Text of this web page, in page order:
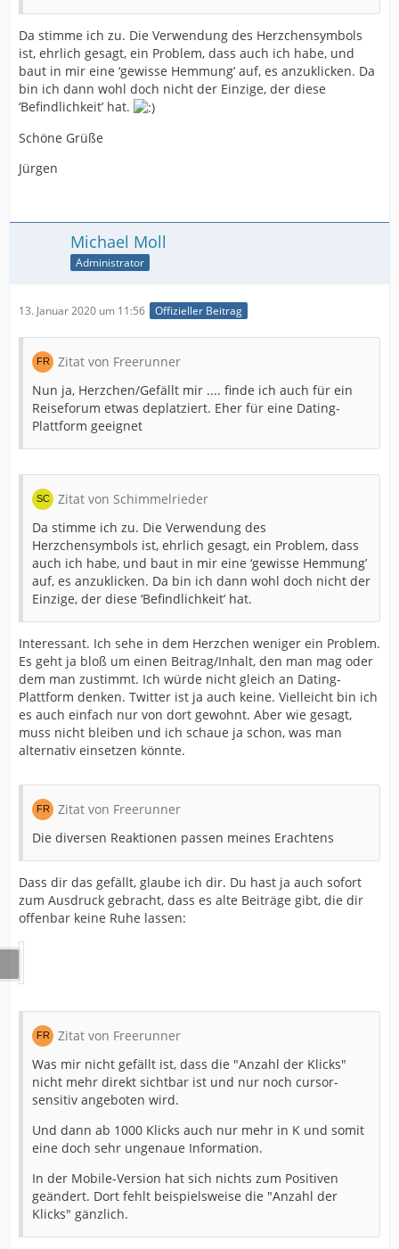
Da stimme ich zu. Die Verwendung des Herzchensymbols
ist, ehrlich gesagt, ein Problem, dass auch ich habe, und
baut in mir eine ‘gewisse Hemmung’ auf, es anzuklicken. Da
bin ich dann wohl doch nicht der Einzige, der diese
‘Befindlichkeit’ hat.
Schöne Grüße
Jürgen
Michael Moll
Administrator
13. Januar 2020 um 11:56 Offizieller Beitrag
Zitat von Freerunner
Nun ja, Herzchen/Gefällt mir .... finde ich auch für ein
Reiseforum etwas deplatziert. Eher für eine Dating-
Plattform geeignet
Zitat von Schimmelrieder
Da stimme ich zu. Die Verwendung des
Herzchensymbols ist, ehrlich gesagt, ein Problem, dass
auch ich habe, und baut in mir eine ‘gewisse Hemmung’
auf, es anzuklicken. Da bin ich dann wohl doch nicht der
Einzige, der diese ‘Befindlichkeit’ hat.
Interessant. Ich sehe in dem Herzchen weniger ein Problem.
Es geht ja bloß um einen Beitrag/Inhalt, den man mag oder
dem man zustimmt. Ich würde nicht gleich an Dating-
Plattform denken. Twitter ist ja auch keine. Vielleicht bin ich
es auch einfach nur von dort gewohnt. Aber wie gesagt,
muss nicht bleiben und ich schaue ja schon, was man
alternativ einsetzen könnte.
Zitat von Freerunner
Die diversen Reaktionen passen meines Erachtens
Dass dir das gefällt, glaube ich dir. Du hast ja auch sofort
zum Ausdruck gebracht, dass es alte Beiträge gibt, die dir
offenbar keine Ruhe lassen:
Zitat von Freerunner
Was mir nicht gefällt ist, dass die "Anzahl der Klicks"
nicht mehr direkt sichtbar ist und nur noch cursor-
sensitiv angeboten wird.
Und dann ab 1000 Klicks auch nur mehr in K und somit
eine doch sehr ungenaue Information.
In der Mobile-Version hat sich nichts zum Positiven
geändert. Dort fehlt beispielsweise die "Anzahl der
Klicks" gänzlich.